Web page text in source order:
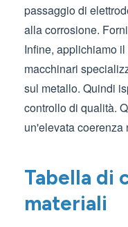
passaggio di
alla corrosione.
Infine, applichiamo
macchinari
sul metallo. Quindi
controllo di qualità.
un'elevata coerenza
Tabella di
materiali